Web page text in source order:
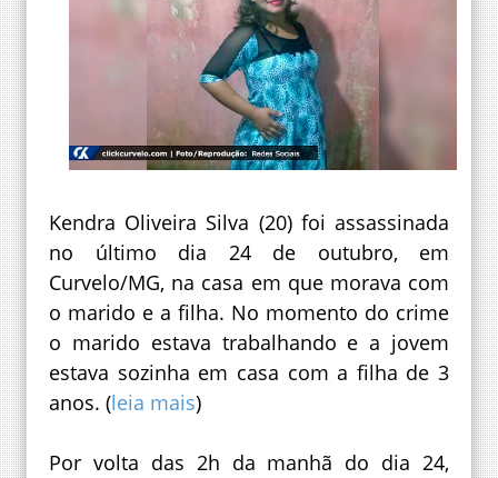
Kendra Oliveira Silva (20) foi assassinada
no último dia 24 de outubro, em
Curvelo/MG, na casa em que morava com
o marido e a filha. No momento do crime
o marido estava trabalhando e a jovem
estava sozinha em casa com a filha de 3
anos. (leia mais)
Por volta das 2h da manhã do dia 24,